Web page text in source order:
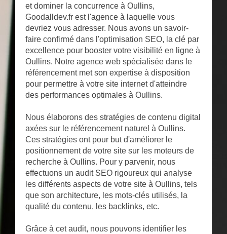
et dominer la concurrence à Oullins,
Goodalldev.fr est l'agence à laquelle vous
devriez vous adresser. Nous avons un savoir-
faire confirmé dans l'optimisation SEO, la clé par
excellence pour booster votre visibilité en ligne à
Oullins. Notre agence web spécialisée dans le
référencement met son expertise à disposition
pour permettre à votre site internet d'atteindre
des performances optimales à Oullins.
Nous élaborons des stratégies de contenu digital
axées sur le référencement naturel à Oullins.
Ces stratégies ont pour but d'améliorer le
positionnement de votre site sur les moteurs de
recherche à Oullins. Pour y parvenir, nous
effectuons un audit SEO rigoureux qui analyse
les différents aspects de votre site à Oullins, tels
que son architecture, les mots-clés utilisés, la
qualité du contenu, les backlinks, etc.
Grâce à cet audit, nous pouvons identifier les